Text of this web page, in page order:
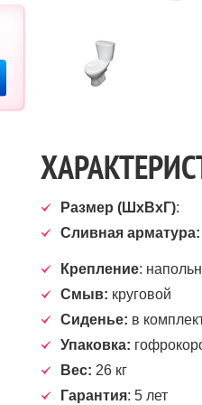
Размер (ШхВхГ):
Сливная
Крепление:
Смыв: круговой
Сиденье: в
Упаковка:
Вес: 26 кг
Гарантия: 5 лет